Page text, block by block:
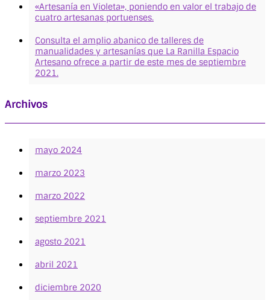
«Artesanía en Violeta», poniendo en valor el trabajo de
cuatro artesanas portuenses.
Consulta el amplio abanico de talleres de
manualidades y artesanías que La Ranilla Espacio
Artesano ofrece a partir de este mes de septiembre
2021.
Archivos
mayo 2024
marzo 2023
marzo 2022
septiembre 2021
agosto 2021
abril 2021
diciembre 2020